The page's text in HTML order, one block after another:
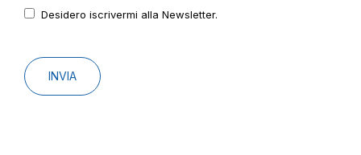
Desidero iscrivermi alla Newsletter.
INVIA